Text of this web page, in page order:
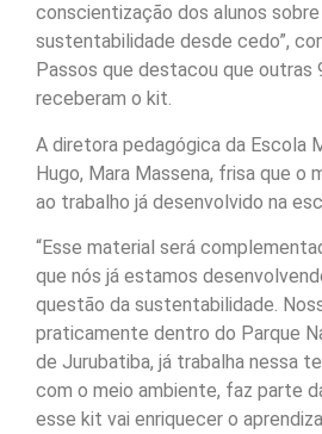
conscientização dos alunos
sustentabilidade desde cedo”,
Passos que destacou que outras
receberam o kit.
A diretora pedagógica da Escola
Hugo, Mara Massena, frisa que o
ao trabalho já desenvolvido na
“Esse material será
que nós já estamos
questão da sustentabilidade.
praticamente dentro do Parque
de Jurubatiba, já trabalha nessa
com o meio ambiente, faz parte
esse kit vai enriquecer o